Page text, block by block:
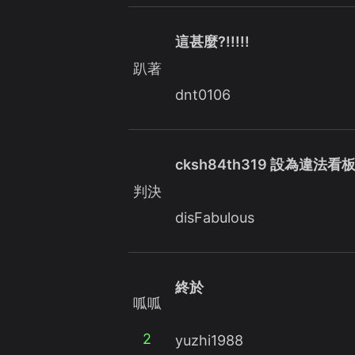
趴著
這甚麼?!!!!!
dnt0106
判決
cksh84th319 設為違法看
disFabulous
呱呱
2
終於
yuzhi1988